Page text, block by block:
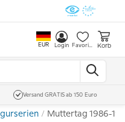
EUR Login Favoriten Korb
Versand GRATIS ab 150 Euro
Muttertag 1986-